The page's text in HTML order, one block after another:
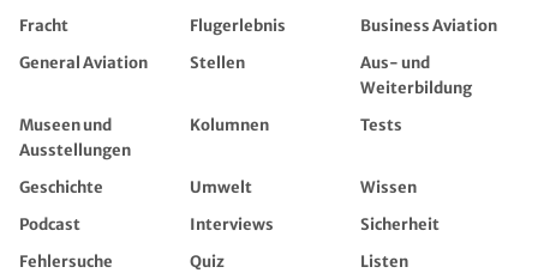
Fracht
Flugerlebnis
Business Aviation
General Aviation
Stellen
Aus- und
Weiterbildung
Museen und
Ausstellungen
Kolumnen Tests
Geschichte Umwelt
Wissen
Podcast
Interviews
Sicherheit
Fehlersuche
Quiz
Listen